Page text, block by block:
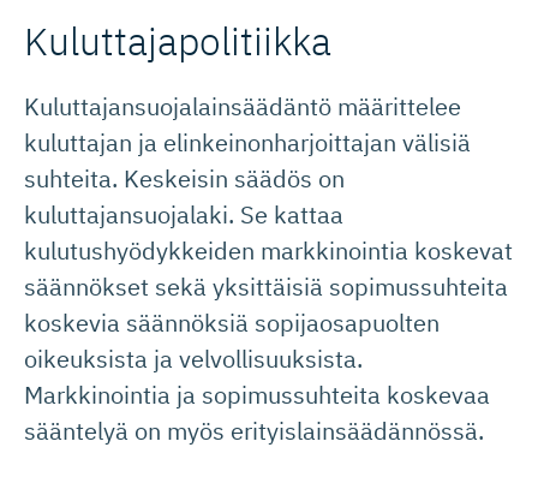
Kuluttaja­po­litiikka
Kuluttajansuojalainsäädäntö määrittelee
kuluttajan ja elinkeinonharjoittajan välisiä
suhteita. Keskeisin säädös on
kuluttajansuojalaki. Se kattaa
kulutushyödykkeiden markkinointia koskevat
säännökset sekä yksittäisiä sopimussuhteita
koskevia säännöksiä sopijaosapuolten
oikeuksista ja velvollisuuksista.
Markkinointia ja sopimussuhteita koskevaa
sääntelyä on myös erityislainsäädännössä.